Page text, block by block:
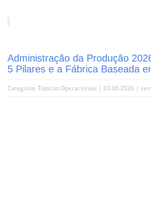
Administração da Produção
5 Pilares e a Fábrica Baseada
Categoria: Tópicos Operacionais | 03.06.2026 |